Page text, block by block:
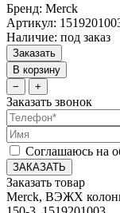
Бренд: Merck
Артикул:
Наличие: под заказ
Заказать
В корзину
−
+
Заказать звонок
Соглашаюсь на
ЗАКАЗАТЬ
Заказать товар
Merck, ВЭЖХ